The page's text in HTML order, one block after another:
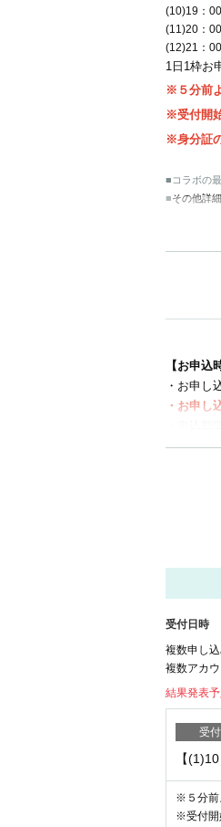
(10)19：
(11)20：
(12)21：
1日1枠お
※５分前
※受付開
※身分証
■コラボの
■その他詳
【お申込
・お申し
・お申し
・抽選結
・名義
・ルー
【ご当選
・シス
・整理券
【ご来店
▶販売
・各回
・遅れて
・整列時
受付日時
複数申し
複数アカ
結果発表予
受
【
※５分前
※受付開